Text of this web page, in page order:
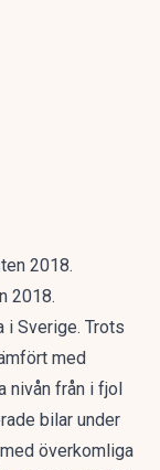
2018.
i Sverige. Trots
med
nivån från i fjol
bilar under
överkomliga